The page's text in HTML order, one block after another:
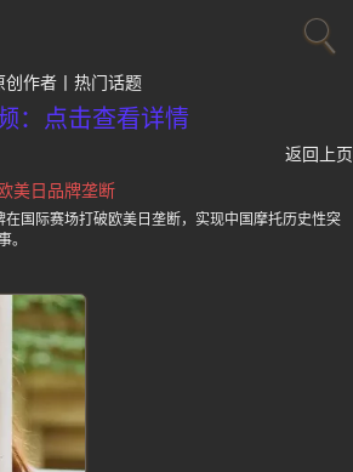
创作者 热门话题
：点击查看详情
返回上页
美日品牌垄断
国际赛场打破欧美日垄断，实现中国摩托历史性突
。